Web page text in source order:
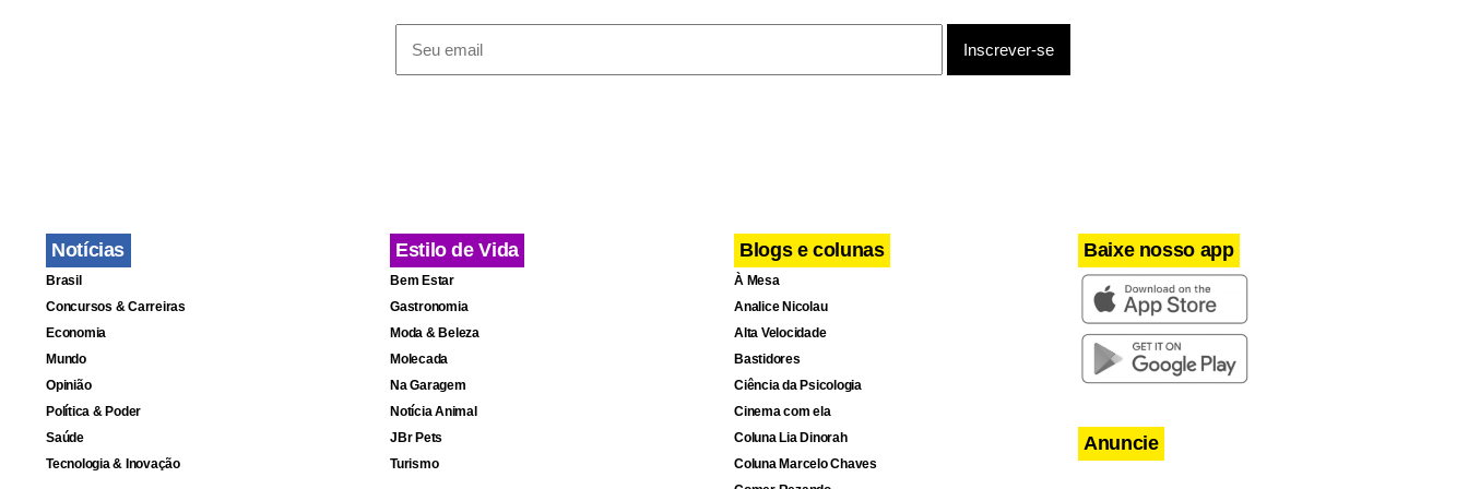
conhecidos, embora tenha salientado que a separação da rede fixa "é semelhante ao
que pretendíamos fazer quando anunciamos o nosso projeto de Rede Aberta".
tecnologia permite economias significativas na aquisição de equipamentos e ampliação
da cobertura para o plano nacional.
Notícias
Brasil
Concursos & Carreiras
Economia
Mundo
Opinião
Política & Poder
Saúde
Tecnologia & Inovação
Estilo de Vida
Bem Estar
Gastronomia
Moda & Beleza
Molecada
Na Garagem
Notícia Animal
JBr Pets
Turismo
Blogs e colunas
À Mesa
Analice Nicolau
Alta Velocidade
Bastidores
Ciência da Psicologia
Cinema com ela
Coluna Lia Dinorah
Coluna Marcelo Chaves
Baixe nosso app
Anuncie